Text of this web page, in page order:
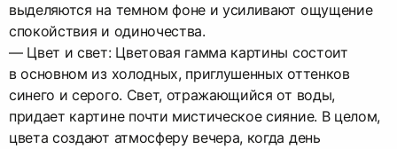
выделяются на темном фоне и усиливают ощущение
спокойствия и одиночества.
— Цвет и свет: Цветовая гамма картины состоит
в основном из холодных, приглушенных оттенков
синего и серого. Свет, отражающийся от воды,
придает картине почти мистическое сияние. В целом,
цвета создают атмосферу вечера, когда день